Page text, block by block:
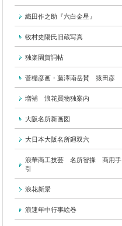
織田作之助『六白金星』
牧村史陽氏旧蔵写真
独楽園賀詞帖
菅楯彦画・藤澤南岳賛 猿田彦
増補 浪花買物独案内
大阪名所新画図
大日本大阪名所廻双六
浪華商工技芸 名所智掾 商用手
引
浪花新景
浪速年中行事絵巻